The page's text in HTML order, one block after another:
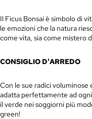
Il Ficus Bonsai è simbolo di
le emozioni che la natura
come vita, sia come mistero
CONSIGLIO D'ARREDO
Con le sue radici
adatta perfettamente ad
il verde nei soggiorni più
green!